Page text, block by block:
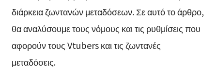
διάρκεια ζωντανών μεταδόσεων. Σε αυτό το άρθρο,
θα αναλύσουμε τους νόμους και τις ρυθμίσεις που
αφορούν τους Vtubers και τις ζωντανές
μεταδόσεις.